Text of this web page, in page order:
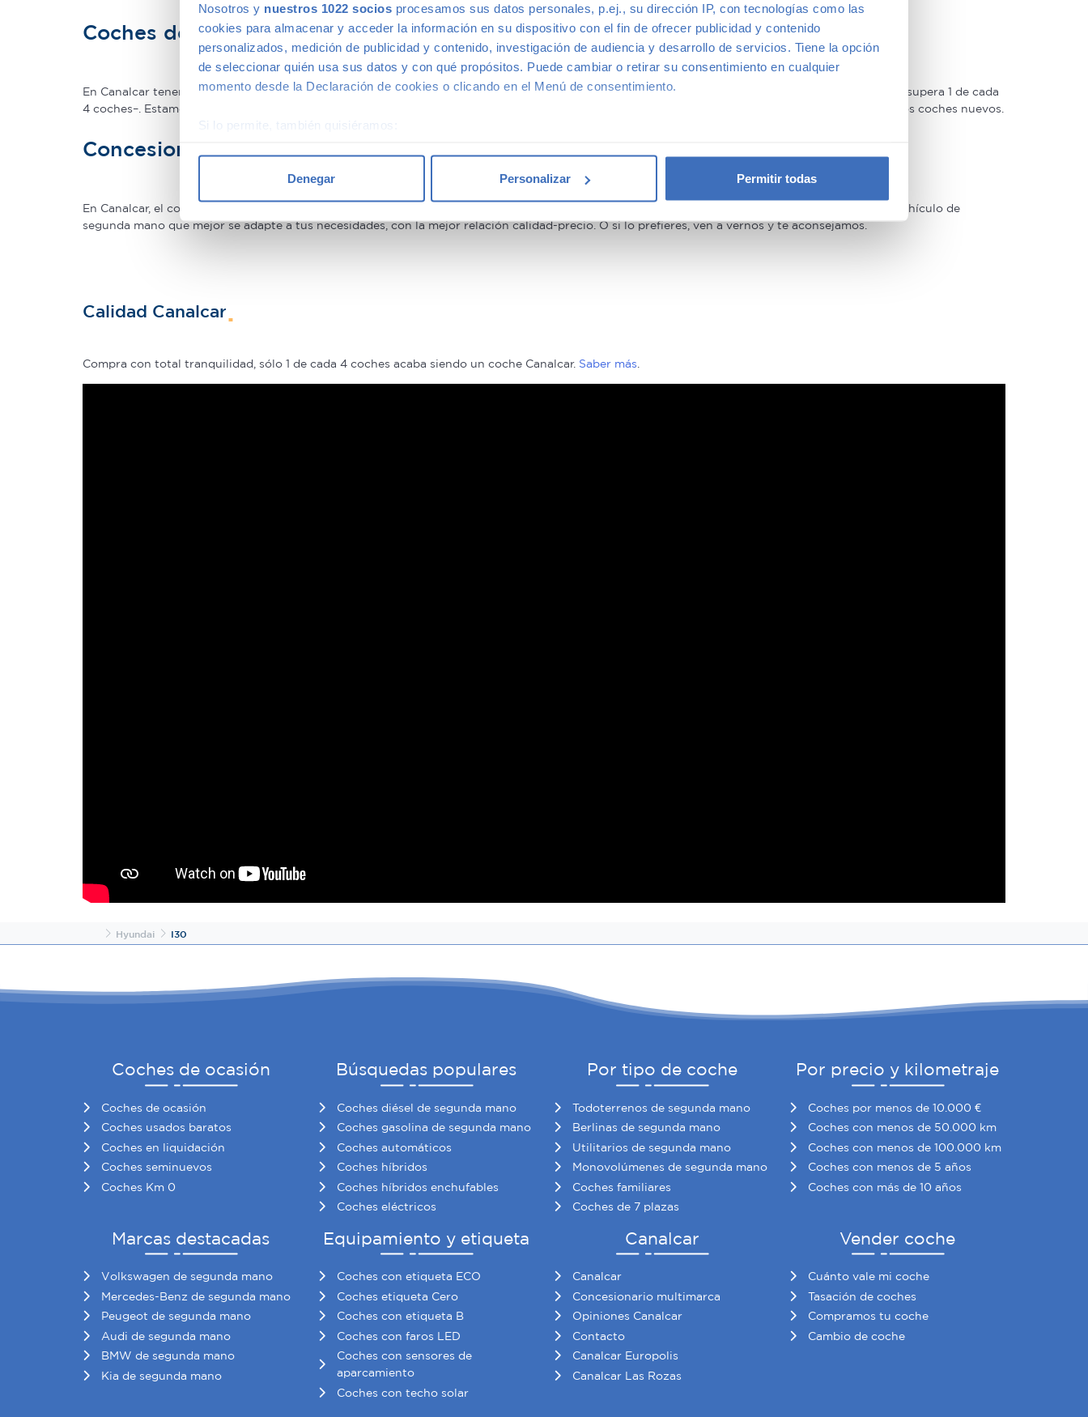
Nosotros y nuestros 1022 socios procesamos sus datos personales, p.ej., su dirección IP, con tecnologías como las
cookies para almacenar y acceder la información en su dispositivo con el fin de ofrecer publicidad y contenido
personalizados, medición de publicidad y contenido, investigación de audiencia y desarrollo de servicios. Tiene la opción
de seleccionar quién usa sus datos y con qué propósitos. Puede cambiar o retirar su consentimiento en cualquier
momento desde la Declaración de cookies o clicando en el Menú de consentimiento.
Si lo permite, también quisiéramos:
Obtenga más información sobre cómo se procesan sus datos personales y establezca sus preferencias en la
que hayan recopilado a partir del uso que haya hecho de sus servicios.
Denegar Personalizar Permitir todas
Coches de ocasión con garantía
En Canalcar tenemos los coches de segunda mano con mayor calidad, ya que nuestros vehículos pasan el más riguroso control de calidad –solo lo supera 1 de cada
4 coches–. Estamos tan seguros de la calidad de nuestros coches de segunda mano que le ofrecemos una Garantía 5 Estrellas muy similar a la de los coches nuevos.
Concesionario de ocasión multimarca
En Canalcar, el concesionario de coches de ocasión más grande de Madrid, disponemos de una gran variedad de marcas y modelos. Encuentra el vehículo de
segunda mano que mejor se adapte a tus necesidades, con la mejor relación calidad-precio. O si lo prefieres, ven a vernos y te aconsejamos.
Calidad Canalcar
Compra con total tranquilidad, sólo 1 de cada 4 coches acaba siendo un coche Canalcar. Saber más
InicioHyundai I30
Coches de ocasión
Coches de ocasión
Coches usados baratos
Coches en liquidación
Coches seminuevos
Coches Km 0
Búsquedas populares
Coches diésel de segunda mano
Coches gasolina de segunda mano
Coches automáticos
Coches híbridos
Coches híbridos enchufables
Coches eléctricos
Por tipo de coche
Todoterrenos de segunda mano
Berlinas de segunda mano
Utilitarios de segunda mano
Monovolúmenes de segunda mano
Coches familiares
Coches de 7 plazas
Por precio y kilometraje
Coches por menos de 10.000 €
Coches con menos de 50.000 km
Coches con menos de 100.000 km
Coches con menos de 5 años
Coches con más de 10 años
Marcas destacadas
Volkswagen de segunda mano
Mercedes-Benz de segunda mano
Peugeot de segunda mano
Audi de segunda mano
BMW de segunda mano
Kia de segunda mano
Equipamiento y etiqueta
Coches con etiqueta ECO
Coches etiqueta Cero
Coches con etiqueta B
Coches con faros LED
Coches con sensores de
aparcamiento
Coches con techo solar
Canalcar
Canalcar
Concesionario multimarca
Opiniones Canalcar
Contacto
Canalcar Europolis
Canalcar Las Rozas
Vender coche
Cuánto vale mi coche
Tasación de coches
Compramos tu coche
Cambio de coche